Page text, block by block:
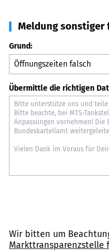
Meldung sonstiger
Grund:
Übermittle die richtigen
Wir bitten um
Markttransparenzstelle